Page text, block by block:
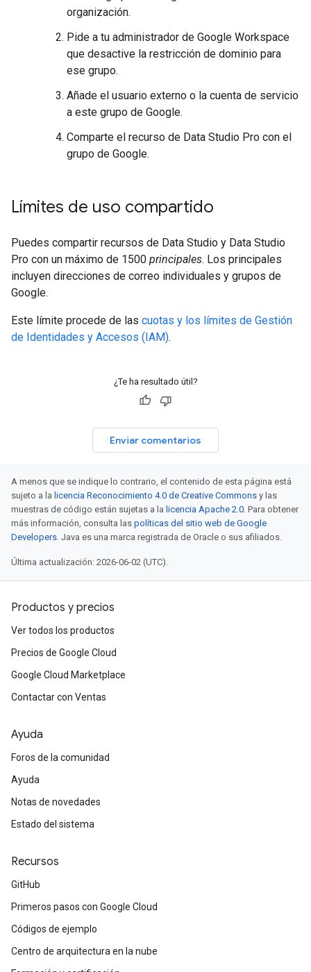
organización.
Pide a tu administrador de Google Workspace
que desactive la restricción de dominio para
ese grupo.
Añade el usuario externo o la cuenta de servicio
a este grupo de Google.
Comparte el recurso de Data Studio Pro con el
grupo de Google.
Límites de uso compartido
Puedes compartir recursos de Data Studio y Data Studio
Pro con un máximo de 1500 principales. Los principales
incluyen direcciones de correo individuales y grupos de
Google.
Este límite procede de las cuotas y los límites de Gestión
de Identidades y Accesos (IAM).
¿Te ha resultado útil?
Enviar comentarios
A menos que se indique lo contrario, el contenido de esta página está
sujeto a la licencia Reconocimiento 4.0 de Creative Commons y las
muestras de código están sujetas a la licencia Apache 2.0. Para obtener
más información, consulta las políticas del sitio web de Google
Developers. Java es una marca registrada de Oracle o sus afiliados.
Última actualización: 2026-06-02 (UTC).
Productos y precios
Ver todos los productos
Precios de Google Cloud
Google Cloud Marketplace
Contactar con Ventas
Ayuda
Foros de la comunidad
Ayuda
Notas de novedades
Estado del sistema
Recursos
GitHub
Primeros pasos con Google Cloud
Códigos de ejemplo
Centro de arquitectura en la nube